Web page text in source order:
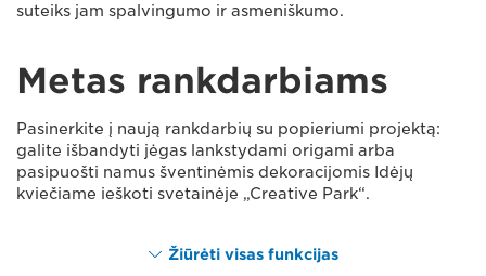
suteiks jam spalvingumo ir asmeniškumo.
Metas rankdarbiams
Pasinerkite į naują rankdarbių su popieriumi projektą:
galite išbandyti jėgas lankstydami origami arba
pasipuošti namus šventinėmis dekoracijomis Idėjų
kviečiame ieškoti svetainėje „Creative Park“.
Žiūrėti visas funkcijas